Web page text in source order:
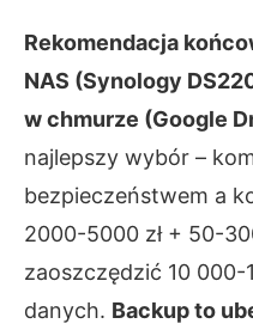
Rekomendacja
NAS (Synology
w chmurze (Google
najlepszy wybór –
bezpieczeństwem a
2000-5000 zł + 50-
zaoszczędzić 10 000-
danych. Backup to